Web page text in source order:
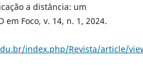
a distância: um
Foco, v. 14, n. 1, 2024.
index.php/Revista/article/